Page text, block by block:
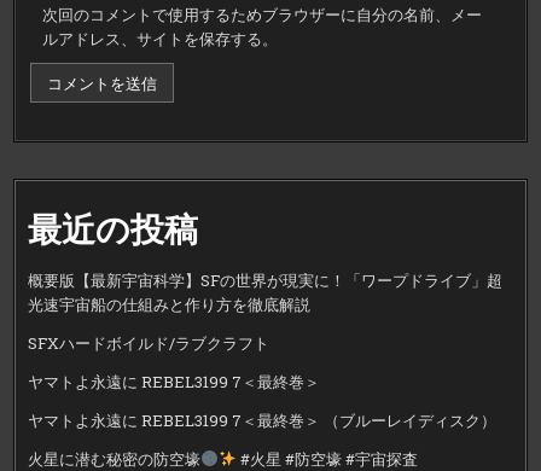
次回のコメントで使用するためブラウザーに自分の名前、メー
ルアドレス、サイトを保存する。
最近の投稿
概要版【最新宇宙科学】SFの世界が現実に！「ワープドライブ」超
光速宇宙船の仕組みと作り方を徹底解説
SFXハードボイルド/ラブクラフト
ヤマトよ永遠に REBEL3199 7＜最終巻＞
ヤマトよ永遠に REBEL3199 7＜最終巻＞ （ブルーレイディスク）
火星に潜む秘密の防空壕
#火星 #防空壕 #宇宙探査